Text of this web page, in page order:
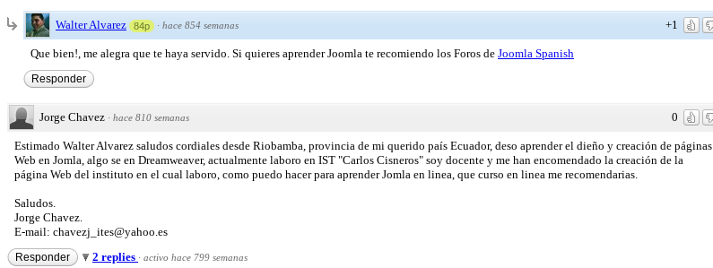
+1
Walter Alvarez 84p · hace 854 semanas
Que bien!, me alegra que te haya servido. Si quieres aprender Joomla te recomiendo los Foros de Joomla Spanish
Responder
0
Jorge Chavez · hace 810 semanas
Estimado Walter Alvarez saludos cordiales desde Riobamba, provincia de mi querido país Ecuador, deso aprender el dieño y creación de páginas
Web en Jomla, algo se en Dreamweaver, actualmente laboro en IST "Carlos Cisneros" soy docente y me han encomendado la creación de la
página Web del instituto en el cual laboro, como puedo hacer para aprender Jomla en linea, que curso en linea me recomendarias.
Saludos.
Jorge Chavez.
E-mail: chavezj_ites@yahoo.es
Responder 2 replies · activo hace 799 semanas